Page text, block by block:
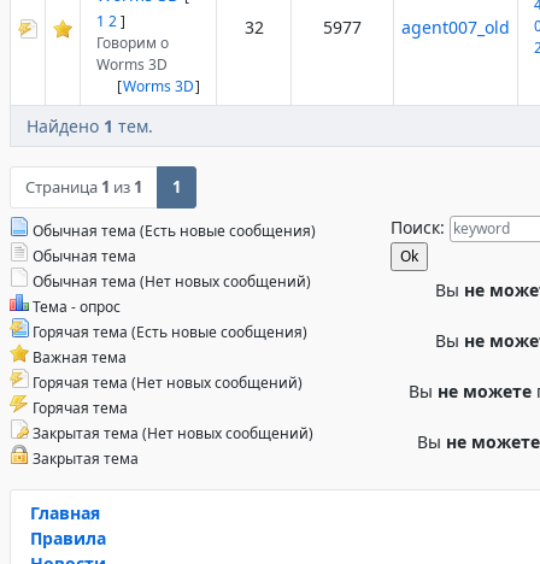
1 2]
Говорим о
Worms 3D
[Worms 3D]
32 5977 agent007_old
Найдено 1 тем.
Страница 1 из 1 1
Обычная тема (Есть новые сообщения)
Обычная тема
Обычная тема (Нет новых сообщений)
Тема - опрос
Горячая тема (Есть новые сообщения)
Важная тема
Горячая тема (Нет новых сообщений)
Горячая тема
Закрытая тема (Нет новых сообщений)
Закрытая тема
Поиск:
Вы не
Вы не
Вы не можете
Вы не можете
Главная
Правила